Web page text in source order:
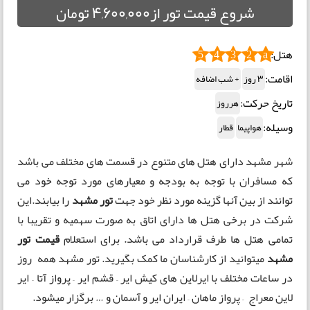
شروع قیمت تور از4,600,000 تومان
هتل: a
2
3
4
5
اقامت:3 روز + شب اضافه
تاریخ حرکت:هرروز
وسیله:هواپیما قطار
شهر مشهد دارای هتل های متنوع در قسمت های مختلف می باشد
که مسافران با توجه به بودجه و معیارهای مورد توجه خود می
توانند از بین آنها گزینه مورد نظر خود جهتتور مشهدرا بیابند.این
شرکت در برخی هتل ها دارای اتاق به صورت سهمیه و تقریبا با
تمامی هتل ها طرف قرارداد می باشد. برای استعلامقیمت تور
مشهدمیتوانید از کارشناسان ما کمک بگیرید. تور مشهد همه روز
در ساعات مختلف با ایرلاین های کیش ایر – قشم ایر – پرواز آتا – ایر
لاین معراج – پرواز ماهان – ایران ایر و آسمان و … برگزار میشود.